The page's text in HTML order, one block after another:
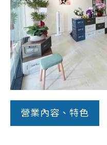
平台操作
知識專區
平台介紹
營業內容、特色